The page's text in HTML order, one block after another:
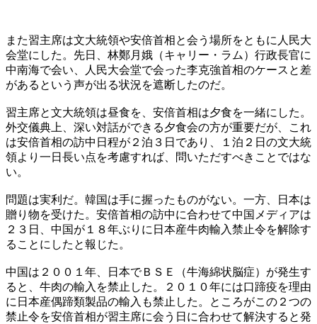
また習主席は文大統領や安倍首相と会う場所をともに人民大
会堂にした。先日、林鄭月娥（キャリー・ラム）行政長官に
中南海で会い、人民大会堂で会った李克強首相のケースと差
があるという声が出る状況を遮断したのだ。
習主席と文大統領は昼食を、安倍首相は夕食を一緒にした。
外交儀典上、深い対話ができる夕食会の方が重要だが、これ
は安倍首相の訪中日程が２泊３日であり、１泊２日の文大統
領より一日長い点を考慮すれば、問いただすべきことではな
い。
問題は実利だ。韓国は手に握ったものがない。一方、日本は
贈り物を受けた。安倍首相の訪中に合わせて中国メディアは
２３日、中国が１８年ぶりに日本産牛肉輸入禁止令を解除す
ることにしたと報じた。
中国は２００１年、日本でＢＳＥ（牛海綿状脳症）が発生す
ると、牛肉の輸入を禁止した。２０１０年には口蹄疫を理由
に日本産偶蹄類製品の輸入も禁止した。ところがこの２つの
禁止令を安倍首相が習主席に会う日に合わせて解決すると発